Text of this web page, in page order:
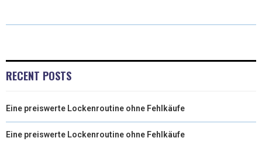
W
E
E
K
K
N
I
RECENT POSTS
Eine preiswerte Lockenroutine ohne Fehlkäufe
Eine preiswerte Lockenroutine ohne Fehlkäufe